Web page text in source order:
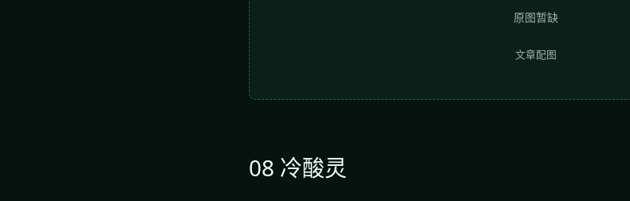
原图暂缺
文章配图
08 冷酸灵